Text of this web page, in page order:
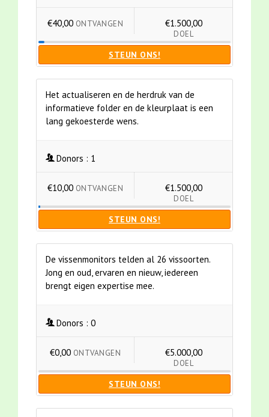
€40,00 ONTVANGEN €1.500,00
DOEL
STEUN ONS!
Het actualiseren en de herdruk van de
informatieve folder en de kleurplaat is een
lang gekoesterde wens.
Donors : 1
€10,00 ONTVANGEN €1.500,00
DOEL
STEUN ONS!
De vissenmonitors telden al 26 vissoorten.
Jong en oud, ervaren en nieuw, iedereen
brengt eigen expertise mee.
Donors : 0
€0,00 ONTVANGEN €5.000,00
DOEL
STEUN ONS!